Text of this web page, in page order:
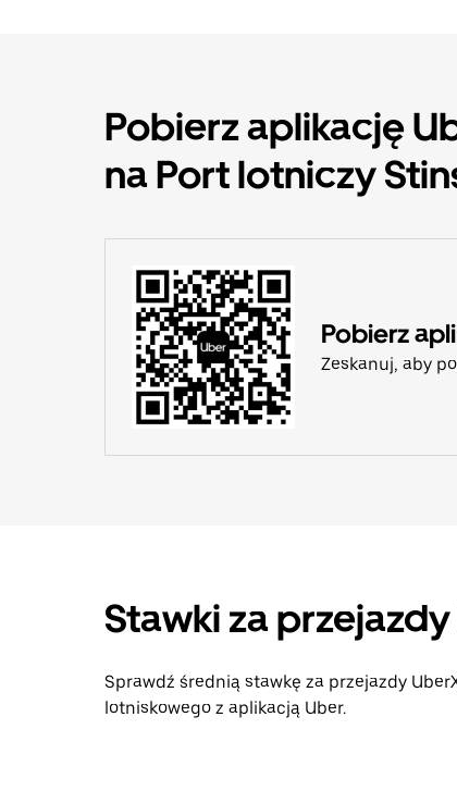
Pobierz aplikację
na Port lotniczy
Pobierz
Zeskanuj, aby
Stawki za
Sprawdź średnią stawkę za przejazdy
lotniskowego z aplikacją Uber.